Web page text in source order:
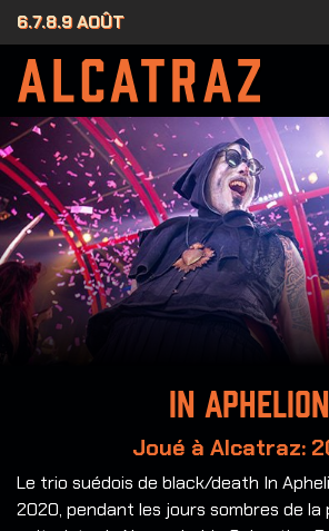
6.7.8.9 AOÛT
In Aphelion
Joué à Alcatraz:
Le trio suédois de black/death In
2020, pendant les jours sombres de la